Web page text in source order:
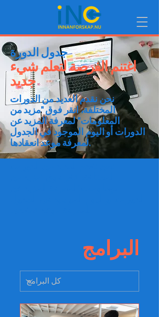
جدول الدورة
اغتنم الفرصة لتعلم شيء
جديد
نحن نقدم العديد من الدورات
المختلفة، انقر فوق "مزيد من
المعلومات" لمعرفة المزيد عن
الدورات أو اليوم الموجود في الجدول
لمعرفة موعد انعقادها.
البرامج